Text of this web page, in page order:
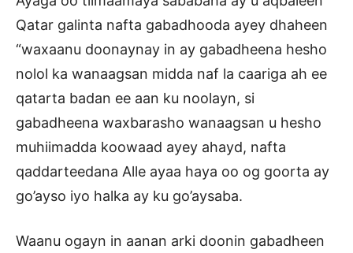
Qatar galinta nafta gabadhooda ayey dhaheen
“waxaanu doonaynay in ay gabadheena hesho
nolol ka wanaagsan midda naf la caariga ah ee
qatarta badan ee aan ku noolayn, si
gabadheena waxbarasho wanaagsan u hesho
muhiimadda koowaad ayey ahayd, nafta
qaddarteedana Alle ayaa haya oo og goorta ay
go’ayso iyo halka ay ku go’aysaba.
Waanu ogayn in aanan arki doonin gabadheen